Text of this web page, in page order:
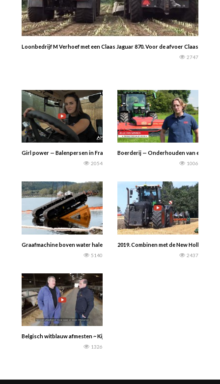
Loonbedrijf M Verhoef met een Claas Jaguar 870. Voor de afvoer Claas Xerion
2747
Girl power — Balenpersen in Frankrijk 2021. Fendt- en JCB-trekkers…… AMS
2054
Boerderij — Onderhouden van een
1006
Graafmachine boven water halen. In ieder geval mooi schoon.
5140
2019. Combinen met de New Holland
2437
Belgisch witblauw afmesten ~ Kijkje achter de schermen. Bijproducten
1326